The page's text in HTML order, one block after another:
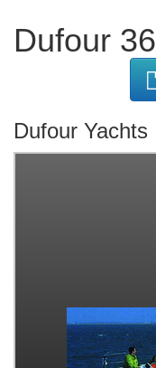
Dufour 36
Dufour Yachts